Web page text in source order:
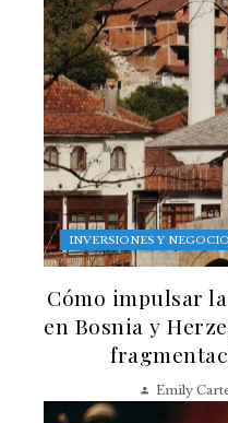
INVERSIONES Y
Cómo impulsar
en Bosnia y
Emily